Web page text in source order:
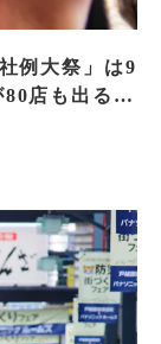
例大祭」は9
店も出る